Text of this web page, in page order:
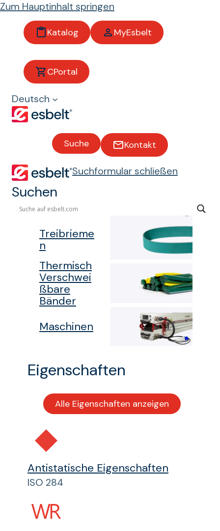
Zum Hauptinhalt springen
Katalog MyEsbelt
CPortal
Deutsch
Suche Kontakt
Suchformular schließen
Suchen
Produkte
Transportbän
Zubehör
Treibrieme
n
Thermisch
Verschwei
ßbare
Bänder
Maschinen
Eigenschaften
Alle Eigenschaften anzeigen
Antistatische Eigenschaften
ISO 284